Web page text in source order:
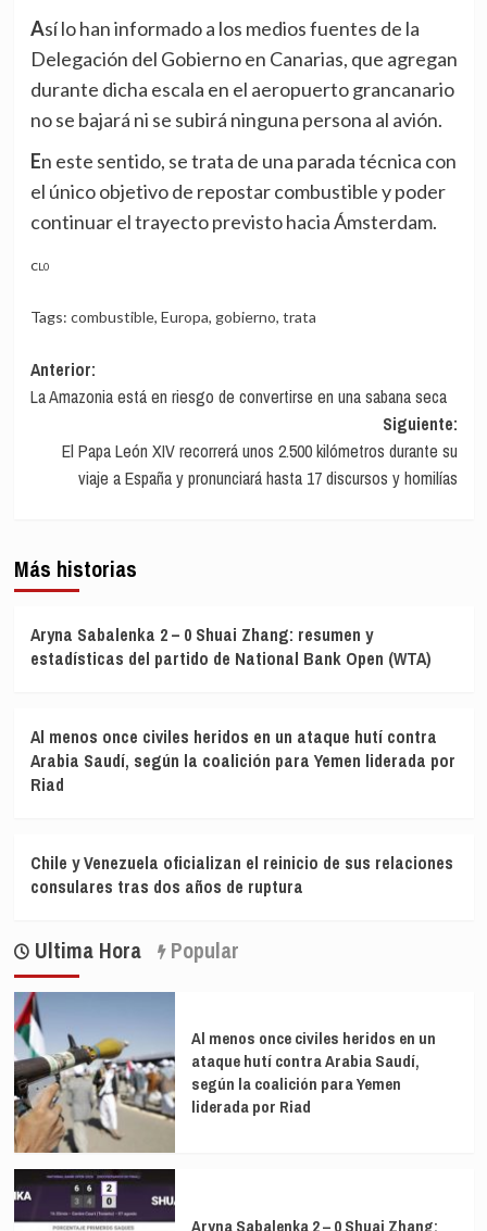
Así lo han informado a los medios fuentes de la
Delegación del Gobierno en Canarias, que agregan
durante dicha escala en el aeropuerto grancanario
no se bajará ni se subirá ninguna persona al avión.
En este sentido, se trata de una parada técnica con
el único objetivo de repostar combustible y poder
continuar el trayecto previsto hacia Ámsterdam.
CL0
Tags: combustible, Europa, gobierno, trata
Navegación
de
entradas
Anterior:
La Amazonia está en riesgo de convertirse en una sabana seca
Siguiente:
El Papa León XIV recorrerá unos 2.500 kilómetros durante su
viaje a España y pronunciará hasta 17 discursos y homilías
Más historias
Aryna Sabalenka 2 – 0 Shuai Zhang: resumen y
estadísticas del partido de National Bank Open (WTA)
Al menos once civiles heridos en un ataque hutí contra
Arabia Saudí, según la coalición para Yemen liderada por
Riad
Chile y Venezuela oficializan el reinicio de sus relaciones
consulares tras dos años de ruptura
Ultima Hora Popular
Al menos once civiles heridos en un
ataque hutí contra Arabia Saudí,
según la coalición para Yemen
liderada por Riad
Aryna Sabalenka 2 – 0 Shuai Zhang: